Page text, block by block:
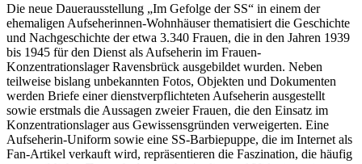
Die neue Dauerausstellung „Im Gefolge der SS“ in einem der
ehemaligen Aufseherinnen-Wohnhäuser thematisiert die Geschichte
und Nachgeschichte der etwa 3.340 Frauen, die in den Jahren 1939
bis 1945 für den Dienst als Aufseherin im Frauen-
Konzentrationslager Ravensbrück ausgebildet wurden. Neben
teilweise bislang unbekannten Fotos, Objekten und Dokumenten
werden Briefe einer dienstverpflichteten Aufseherin ausgestellt
sowie erstmals die Aussagen zweier Frauen, die den Einsatz im
Konzentrationslager aus Gewissensgründen verweigerten. Eine
Aufseherin-Uniform sowie eine SS-Barbiepuppe, die im Internet als
Fan-Artikel verkauft wird, repräsentieren die Faszination, die häufig